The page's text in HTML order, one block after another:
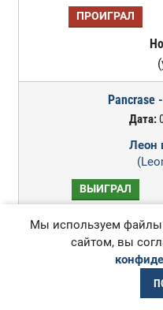
ПРОИГРАЛ
Pancrase
Дата:
Леон
ВЫИГРАЛ
Pancrase
Дата:
Мы используем файлы
сайтом, вы